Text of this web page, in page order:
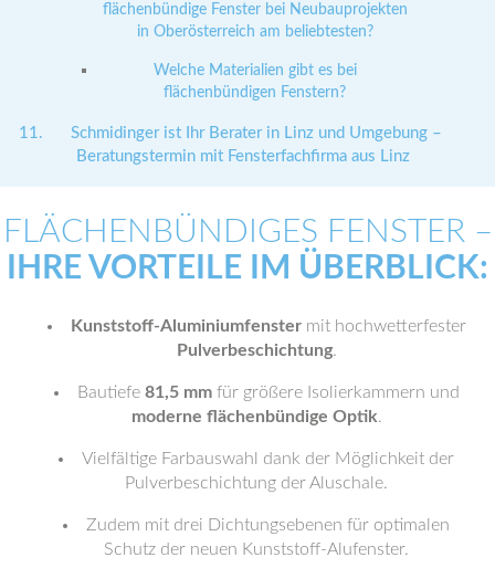
flächenbündige Fenster bei Neubauprojekten
in Oberösterreich am beliebtesten?
Welche Materialien gibt es bei
flächenbündigen Fenstern?
Schmidinger ist Ihr Berater in Linz und Umgebung –
Beratungstermin mit Fensterfachfirma aus Linz
FLÄCHENBÜNDIGES FENSTER –
IHRE VORTEILE IM ÜBERBLICK:
Kunststoff-Aluminiumfenstermit hochwetterfester
Pulverbeschichtung.
Bautiefe 81,5 mmfür größere Isolierkammern und
moderne flächenbündige Optik.
Vielfältige Farbauswahl dank der Möglichkeit der
Pulverbeschichtung der Aluschale.
Zudem mit drei Dichtungsebenen für optimalen
Schutz der neuen Kunststoff-Alufenster.